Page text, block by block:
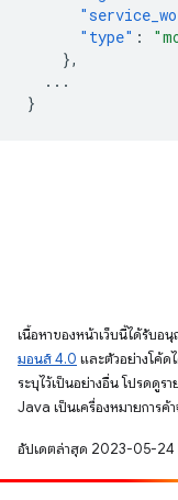
"type" :
},
...
}
เนื้อหาของหน้าเว็บนี้ได้รับอ
มอนส์ 4.0 และตัวอย่างโค้ด
ระบุไว้เป็นอย่างอื่น โปรดดูร
Java เป็นเครื่องหมายการ
อัปเดตล่าสุด 2023-05-24